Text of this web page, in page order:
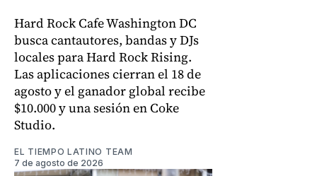
Hard Rock Cafe Washington DC
busca cantautores, bandas y DJs
locales para Hard Rock Rising.
Las aplicaciones cierran el 18 de
agosto y el ganador global recibe
$10.000 y una sesión en Coke
Studio.
EL TIEMPO LATINO TEAM
7 de agosto de 2026